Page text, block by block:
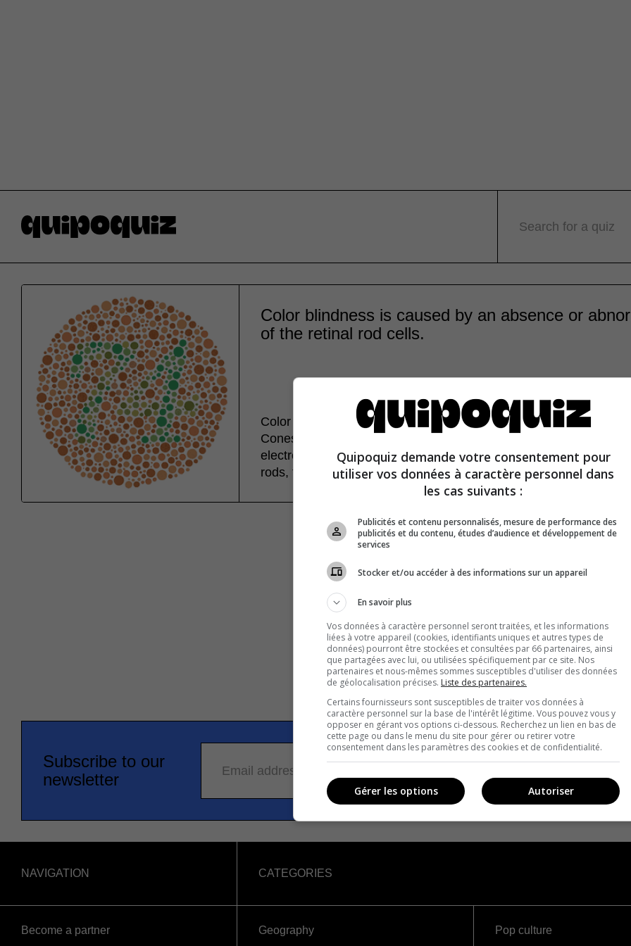
Search for a quiz
Color blindness is caused by an absence or
of the retinal rod cells.
Color blindness is caused by an absence or malformation of the
Cones are photoreceptors located at the back of the eye that
electromagnetic signal of light into a nerve signal for color vision.
rods, they ensure night vision.
Subscribe to our
newsletter
Email address
NAVIGATION
Become a partner
CATEGORIES
Geography
Pop culture
Quipoquiz demande votre consentement pour
utiliser vos données à caractère personnel dans
les cas suivants :
Publicités et contenu personnalisés, mesure de performance des
publicités et du contenu, études d’audience et développement de
services
Stocker et/ou accéder à des informations sur un appareil
En savoir plus
Vos données à caractère personnel seront traitées, et les informations
liées à votre appareil (cookies, identifiants uniques et autres types de
données) pourront être stockées et consultées par 66 partenaires, ainsi
que partagées avec lui, ou utilisées spécifiquement par ce site. Nos
partenaires et nous-mêmes sommes susceptibles d'utiliser des données
de géolocalisation précises. Liste des partenaires.
Certains fournisseurs sont susceptibles de traiter vos données à
caractère personnel sur la base de l'intérêt légitime. Vous pouvez vous y
opposer en gérant vos options ci-dessous. Recherchez un lien en bas de
cette page ou dans le menu du site pour gérer ou retirer votre
consentement dans les paramètres des cookies et de confidentialité.
Autoriser
Gérer les options